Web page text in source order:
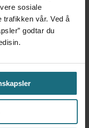
sosiale
trafikken vår. Ved å
godtar du